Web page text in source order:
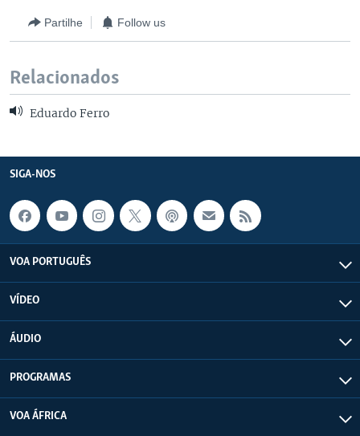
Partilhe Follow us
Relacionados
Eduardo Ferro
SIGA-NOS
VOA PORTUGUÊS
VÍDEO
ÁUDIO
PROGRAMAS
VOA ÁFRICA